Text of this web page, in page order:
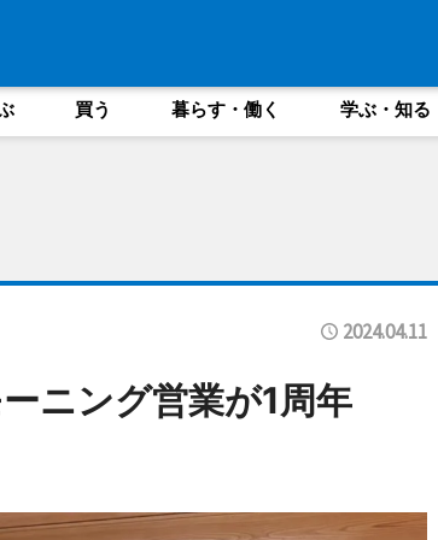
買う 暮らす・働く 学ぶ・知る
2024.04.11
ニング営業が1周年